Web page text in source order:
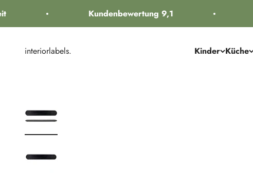
Kundenbewertung 9,1
Kinder Küche
interiorlabels.